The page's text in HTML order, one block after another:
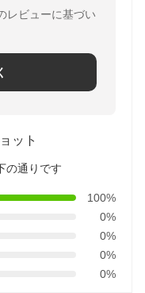
レビューに基づい
ット
の通りです
100%
0%
0%
0%
0%